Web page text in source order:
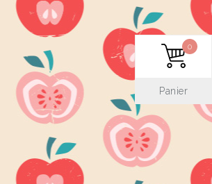
Panier
0